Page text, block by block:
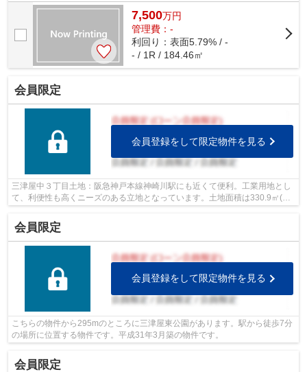
の物件です。
7,500万円
管理費：-
利回り：表面5.79% / -
- / 1R / 184.46㎡
会員限定
会員登録をして限定物件を見る
三津屋中３丁目土地：阪急神戸本線神崎川駅にも近くて便利。工業用地とし
て、利便性も高くニーズのある立地となっています。土地面積は330.9㎡(公
会員限定
会員登録をして限定物件を見る
こちらの物件から295mのところに三津屋東公園があります。駅から徒歩7分
の場所に位置する物件です。平成31年3月築の物件です。
会員限定